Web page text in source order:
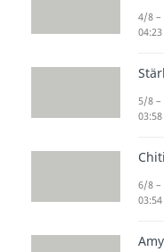
und
auch
4/8 –
04:23
5/8 –
03:58
6/8 –
03:54